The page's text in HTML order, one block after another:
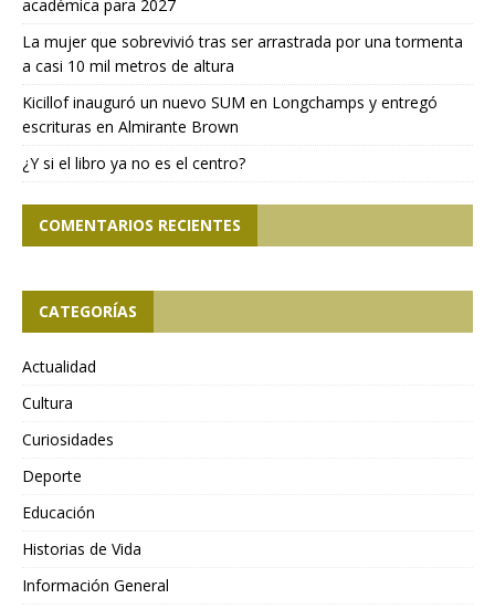
académica para 2027
La mujer que sobrevivió tras ser arrastrada por una tormenta
a casi 10 mil metros de altura
Kicillof inauguró un nuevo SUM en Longchamps y entregó
escrituras en Almirante Brown
¿Y si el libro ya no es el centro?
COMENTARIOS RECIENTES
CATEGORÍAS
Actualidad
Cultura
Curiosidades
Deporte
Educación
Historias de Vida
Información General